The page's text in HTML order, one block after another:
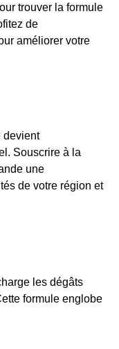
trouver la formule
de
améliorer votre
devient
Souscrire à la
une
de votre région et
les dégâts
formule englobe